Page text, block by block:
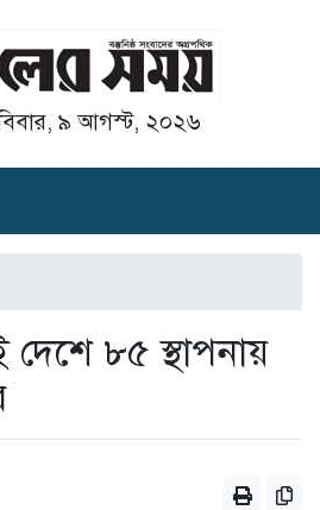
৯ আগস্ট, ২০২৬
দেশে ৮৫ স্থাপনায়